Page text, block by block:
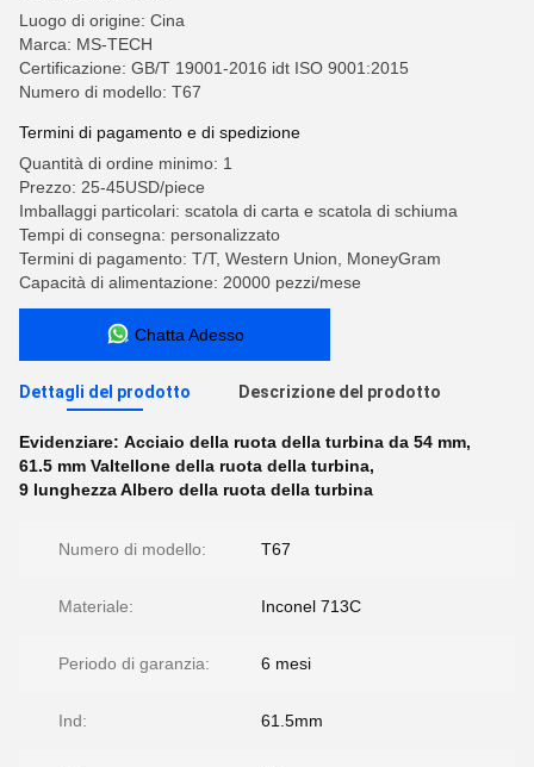
Luogo di origine: Cina
Marca: MS-TECH
Certificazione: GB/T 19001-2016 idt ISO 9001:2015
Numero di modello: T67
Termini di pagamento e di spedizione
Quantità di ordine minimo: 1
Prezzo: 25-45USD/piece
Imballaggi particolari: scatola di carta e scatola di schiuma
Tempi di consegna: personalizzato
Termini di pagamento: T/T, Western Union, MoneyGram
Capacità di alimentazione: 20000 pezzi/mese
Chatta Adesso
Dettagli del prodotto Descrizione del prodotto
Evidenziare: Acciaio della ruota della turbina da 54 mm,
61.5 mm Valtellone della ruota della turbina,
9 lunghezza Albero della ruota della turbina
Numero di modello: T67
Materiale: Inconel 713C
Periodo di garanzia: 6 mesi
Ind: 61.5mm